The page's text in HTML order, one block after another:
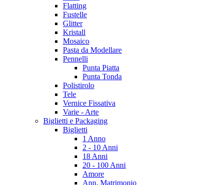
Flatting
Fustelle
Glitter
Kristall
Mosaico
Pasta da Modellare
Pennelli
Punta Piatta
Punta Tonda
Polistirolo
Tele
Vernice Fissativa
Varie - Arte
Biglietti e Packaging
Biglietti
1 Anno
2 - 10 Anni
18 Anni
20 - 100 Anni
Amore
Ann. Matrimonio